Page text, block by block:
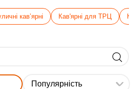
кавʼярні Кав'ярні для ТРЦ